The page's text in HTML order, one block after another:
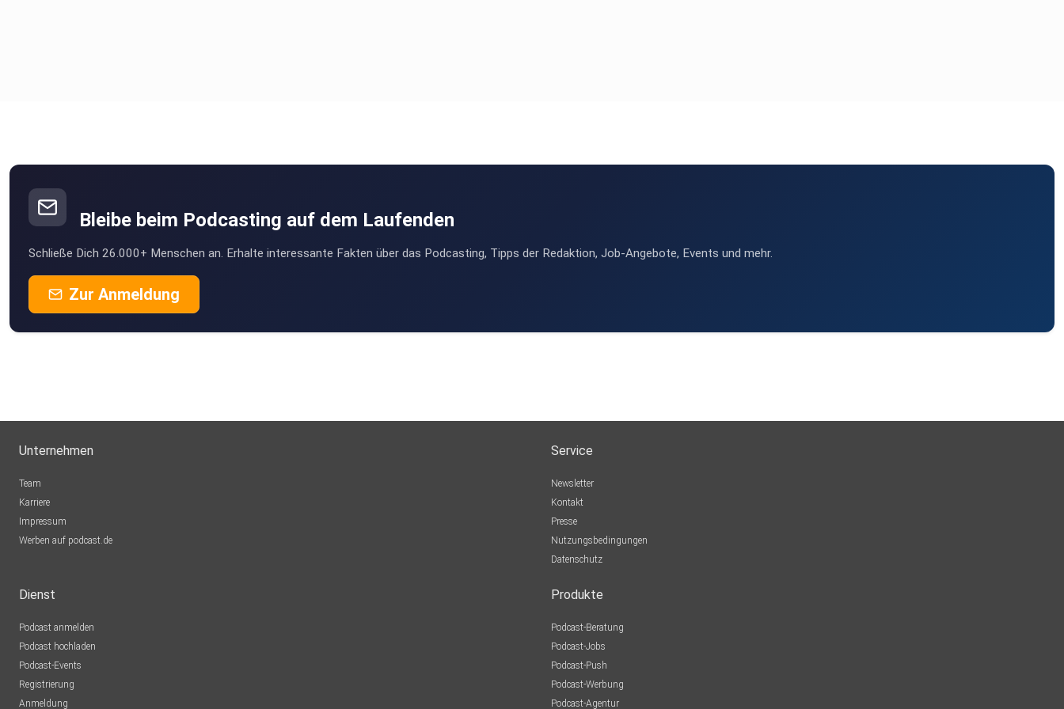
Bleibe beim Podcasting auf dem Laufenden
Schließe Dich 26.000+ Menschen an. Erhalte interessante Fakten über das Podcasting, Tipps der Redaktion, Job-Angebote, Events und mehr.
Zur Anmeldung
Unternehmen
Team
Karriere
Impressum
Werben auf podcast.de
Service
Newsletter
Kontakt
Presse
Nutzungsbedingungen
Datenschutz
Dienst
Podcast anmelden
Podcast hochladen
Podcast-Events
Registrierung
Anmeldung
Produkte
Podcast-Beratung
Podcast-Jobs
Podcast-Push
Podcast-Werbung
Podcast-Agentur